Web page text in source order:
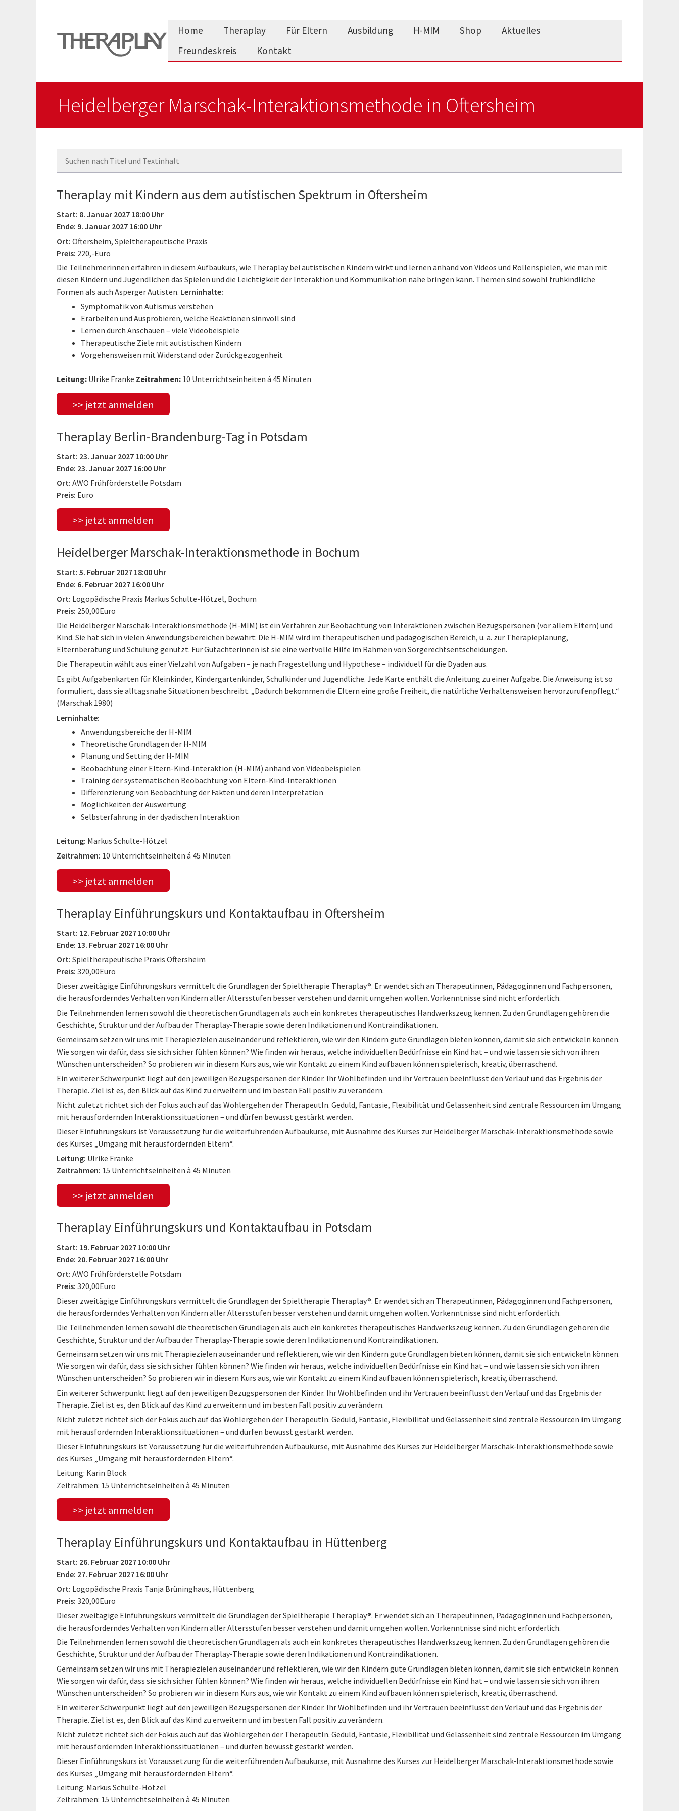
Home Theraplay Für Eltern Ausbildung H-MIM Shop
Aktuelles
Freundeskreis
Kontakt
Heidelberger Marschak-Interaktionsmethode in Oftersheim
Theraplay mit Kindern aus dem autistischen Spektrum in Oftersheim
Start: 8. Januar 2027 18:00 Uhr
Ende: 9. Januar 2027 16:00 Uhr
Ort: Oftersheim, Spieltherapeutische Praxis
Preis: 220,-Euro
Die Teilnehmerinnen erfahren in diesem Aufbaukurs, wie Theraplay bei autistischen Kindern wirkt und lernen anhand von Videos und Rollenspielen, wie man mit
diesen Kindern und Jugendlichen das Spielen und die Leichtigkeit der Interaktion und Kommunikation nahe bringen kann. Themen sind sowohl frühkindliche
Formen als auch Asperger Autisten. Lerninhalte:
Symptomatik von Autismus verstehen
Erarbeiten und Ausprobieren, welche Reaktionen sinnvoll sind
Lernen durch Anschauen – viele Videobeispiele
Therapeutische Ziele mit autistischen Kindern
Vorgehensweisen mit Widerstand oder Zurückgezogenheit
Leitung: Ulrike Franke Zeitrahmen: 10 Unterrichtseinheiten á 45 Minuten
>> jetzt anmelden
Theraplay Berlin-Brandenburg-Tag in Potsdam
Start: 23. Januar 2027 10:00 Uhr
Ende: 23. Januar 2027 16:00 Uhr
Ort: AWO Frühförderstelle Potsdam
Preis: Euro
>> jetzt anmelden
Heidelberger Marschak-Interaktionsmethode in Bochum
Start: 5. Februar 2027 18:00 Uhr
Ende: 6. Februar 2027 16:00 Uhr
Ort: Logopädische Praxis Markus Schulte-Hötzel, Bochum
Preis: 250,00Euro
Die Heidelberger Marschak-Interaktionsmethode (H-MIM) ist ein Verfahren zur Beobachtung von Interaktionen zwischen Bezugspersonen (vor allem Eltern) und
Kind. Sie hat sich in vielen Anwendungsbereichen bewährt: Die H-MIM wird im therapeutischen und pädagogischen Bereich, u. a. zur Therapieplanung,
Elternberatung und Schulung genutzt. Für Gutachterinnen ist sie eine wertvolle Hilfe im Rahmen von Sorgerechtsentscheidungen.
Die Therapeutin wählt aus einer Vielzahl von Aufgaben – je nach Fragestellung und Hypothese – individuell für die Dyaden aus.
Es gibt Aufgabenkarten für Kleinkinder, Kindergartenkinder, Schulkinder und Jugendliche. Jede Karte enthält die Anleitung zu einer Aufgabe. Die Anweisung ist so
formuliert, dass sie alltagsnahe Situationen beschreibt. „Dadurch bekommen die Eltern eine große Freiheit, die natürliche Verhaltensweisen hervorzurufenpflegt.“
(Marschak 1980)
Lerninhalte:
Anwendungsbereiche der H-MIM
Theoretische Grundlagen der H-MIM
Planung und Setting der H-MIM
Beobachtung einer Eltern-Kind-Interaktion (H-MIM) anhand von Videobeispielen
Training der systematischen Beobachtung von Eltern-Kind-Interaktionen
Differenzierung von Beobachtung der Fakten und deren Interpretation
Möglichkeiten der Auswertung
Selbsterfahrung in der dyadischen Interaktion
Leitung: Markus Schulte-Hötzel
Zeitrahmen: 10 Unterrichtseinheiten á 45 Minuten
>> jetzt anmelden
Theraplay Einführungskurs und Kontaktaufbau in Oftersheim
Start: 12. Februar 2027 10:00 Uhr
Ende: 13. Februar 2027 16:00 Uhr
Ort: Spieltherapeutische Praxis Oftersheim
Preis: 320,00Euro
Dieser zweitägige Einführungskurs vermittelt die Grundlagen der Spieltherapie Theraplay®. Er wendet sich an Therapeutinnen, Pädagoginnen und Fachpersonen,
die herausforderndes Verhalten von Kindern aller Altersstufen besser verstehen und damit umgehen wollen. Vorkenntnisse sind nicht erforderlich.
Die Teilnehmenden lernen sowohl die theoretischen Grundlagen als auch ein konkretes therapeutisches Handwerkszeug kennen. Zu den Grundlagen gehören die
Geschichte, Struktur und der Aufbau der Theraplay-Therapie sowie deren Indikationen und Kontraindikationen.
Gemeinsam setzen wir uns mit Therapiezielen auseinander und reflektieren, wie wir den Kindern gute Grundlagen bieten können, damit sie sich entwickeln können.
Wie sorgen wir dafür, dass sie sich sicher fühlen können? Wie finden wir heraus, welche individuellen Bedürfnisse ein Kind hat – und wie lassen sie sich von ihren
Wünschen unterscheiden? So probieren wir in diesem Kurs aus, wie wir Kontakt zu einem Kind aufbauen können spielerisch, kreativ, überraschend.
Ein weiterer Schwerpunkt liegt auf den jeweiligen Bezugspersonen der Kinder. Ihr Wohlbefinden und ihr Vertrauen beeinflusst den Verlauf und das Ergebnis der
Therapie. Ziel ist es, den Blick auf das Kind zu erweitern und im besten Fall positiv zu verändern.
Nicht zuletzt richtet sich der Fokus auch auf das Wohlergehen der TherapeutIn. Geduld, Fantasie, Flexibilität und Gelassenheit sind zentrale Ressourcen im Umgang
mit herausfordernden Interaktionssituationen – und dürfen bewusst gestärkt werden.
Dieser Einführungskurs ist Voraussetzung für die weiterführenden Aufbaukurse, mit Ausnahme des Kurses zur Heidelberger Marschak-Interaktionsmethode sowie
des Kurses „Umgang mit herausfordernden Eltern“.
Leitung: Ulrike Franke
Zeitrahmen: 15 Unterrichtseinheiten à 45 Minuten
>> jetzt anmelden
Theraplay Einführungskurs und Kontaktaufbau in Potsdam
Start: 19. Februar 2027 10:00 Uhr
Ende: 20. Februar 2027 16:00 Uhr
Ort: AWO Frühförderstelle Potsdam
Preis: 320,00Euro
Dieser zweitägige Einführungskurs vermittelt die Grundlagen der Spieltherapie Theraplay®. Er wendet sich an Therapeutinnen, Pädagoginnen und Fachpersonen,
die herausforderndes Verhalten von Kindern aller Altersstufen besser verstehen und damit umgehen wollen. Vorkenntnisse sind nicht erforderlich.
Die Teilnehmenden lernen sowohl die theoretischen Grundlagen als auch ein konkretes therapeutisches Handwerkszeug kennen. Zu den Grundlagen gehören die
Geschichte, Struktur und der Aufbau der Theraplay-Therapie sowie deren Indikationen und Kontraindikationen.
Gemeinsam setzen wir uns mit Therapiezielen auseinander und reflektieren, wie wir den Kindern gute Grundlagen bieten können, damit sie sich entwickeln können.
Wie sorgen wir dafür, dass sie sich sicher fühlen können? Wie finden wir heraus, welche individuellen Bedürfnisse ein Kind hat – und wie lassen sie sich von ihren
Wünschen unterscheiden? So probieren wir in diesem Kurs aus, wie wir Kontakt zu einem Kind aufbauen können spielerisch, kreativ, überraschend.
Ein weiterer Schwerpunkt liegt auf den jeweiligen Bezugspersonen der Kinder. Ihr Wohlbefinden und ihr Vertrauen beeinflusst den Verlauf und das Ergebnis der
Therapie. Ziel ist es, den Blick auf das Kind zu erweitern und im besten Fall positiv zu verändern.
Nicht zuletzt richtet sich der Fokus auch auf das Wohlergehen der TherapeutIn. Geduld, Fantasie, Flexibilität und Gelassenheit sind zentrale Ressourcen im Umgang
mit herausfordernden Interaktionssituationen – und dürfen bewusst gestärkt werden.
Dieser Einführungskurs ist Voraussetzung für die weiterführenden Aufbaukurse, mit Ausnahme des Kurses zur Heidelberger Marschak-Interaktionsmethode sowie
des Kurses „Umgang mit herausfordernden Eltern“.
Leitung: Karin Block
Zeitrahmen: 15 Unterrichtseinheiten à 45 Minuten
>> jetzt anmelden
Theraplay Einführungskurs und Kontaktaufbau in Hüttenberg
Start: 26. Februar 2027 10:00 Uhr
Ende: 27. Februar 2027 16:00 Uhr
Ort: Logopädische Praxis Tanja Brüninghaus, Hüttenberg
Preis: 320,00Euro
Dieser zweitägige Einführungskurs vermittelt die Grundlagen der Spieltherapie Theraplay®. Er wendet sich an Therapeutinnen, Pädagoginnen und Fachpersonen,
die herausforderndes Verhalten von Kindern aller Altersstufen besser verstehen und damit umgehen wollen. Vorkenntnisse sind nicht erforderlich.
Die Teilnehmenden lernen sowohl die theoretischen Grundlagen als auch ein konkretes therapeutisches Handwerkszeug kennen. Zu den Grundlagen gehören die
Geschichte, Struktur und der Aufbau der Theraplay-Therapie sowie deren Indikationen und Kontraindikationen.
Gemeinsam setzen wir uns mit Therapiezielen auseinander und reflektieren, wie wir den Kindern gute Grundlagen bieten können, damit sie sich entwickeln können.
Wie sorgen wir dafür, dass sie sich sicher fühlen können? Wie finden wir heraus, welche individuellen Bedürfnisse ein Kind hat – und wie lassen sie sich von ihren
Wünschen unterscheiden? So probieren wir in diesem Kurs aus, wie wir Kontakt zu einem Kind aufbauen können spielerisch, kreativ, überraschend.
Ein weiterer Schwerpunkt liegt auf den jeweiligen Bezugspersonen der Kinder. Ihr Wohlbefinden und ihr Vertrauen beeinflusst den Verlauf und das Ergebnis der
Therapie. Ziel ist es, den Blick auf das Kind zu erweitern und im besten Fall positiv zu verändern.
Nicht zuletzt richtet sich der Fokus auch auf das Wohlergehen der TherapeutIn. Geduld, Fantasie, Flexibilität und Gelassenheit sind zentrale Ressourcen im Umgang
mit herausfordernden Interaktionssituationen – und dürfen bewusst gestärkt werden.
Dieser Einführungskurs ist Voraussetzung für die weiterführenden Aufbaukurse, mit Ausnahme des Kurses zur Heidelberger Marschak-Interaktionsmethode sowie
des Kurses „Umgang mit herausfordernden Eltern“.
Leitung: Markus Schulte-Hötzel
Zeitrahmen: 15 Unterrichtseinheiten à 45 Minuten